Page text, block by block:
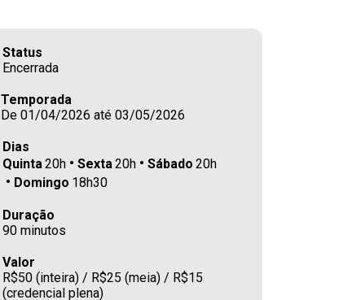
Status
Encerrada
Temporada
De 01/04/2026 até 03/05/2026
Dias
Quinta20h Sexta20h Sábado 20h
Domingo 18h30
Duração
90 minutos
Valor
R$50 (inteira) / R$25 (meia) / R$15
(credencial plena)